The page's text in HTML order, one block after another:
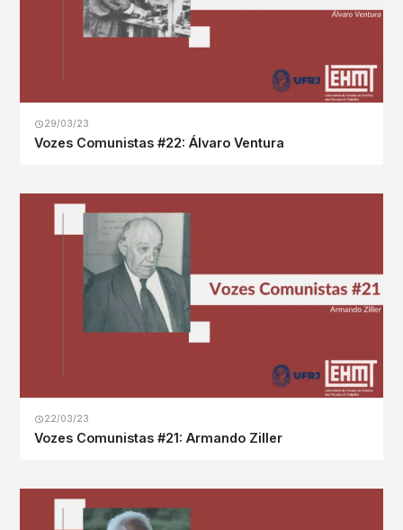
29/03/23
Vozes Comunistas #22: Álvaro Ventura
22/03/23
Vozes Comunistas #21: Armando Ziller